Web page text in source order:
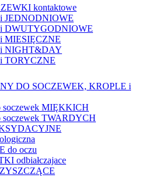
kontaktowe
JEDNODNIOWE
DWUTYGODNIOWE
MIESIĘCZNE
NIGHT&DAY
TORYCZNE
DO SOCZEWEK, KROPLE i
soczewek MIĘKKICH
soczewek TWARDYCH
do oczu
odbiałczajace